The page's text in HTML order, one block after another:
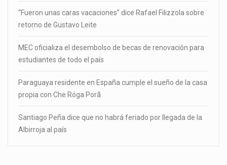
“Fueron unas caras vacaciones” dice Rafael Filizzola sobre
retorno de Gustavo Leite
MEC oficializa el desembolso de becas de renovación para
estudiantes de todo el país
Paraguaya residente en España cumple el sueño de la casa
propia con Che Róga Porã
Santiago Peña dice que no habrá feriado por llegada de la
Albirroja al país